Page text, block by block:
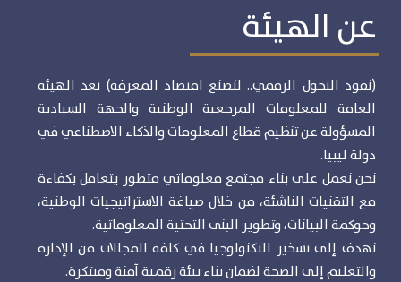
عن الهيئة
(نقود التحول الرقمي.. لنصنع اقتصاد المعرفة) تعد الهيئة
العامة للمعلومات المرجعية الوطنية والجهة السيادية
المسؤولة عن تنظيم قطاع المعلومات والذكاء الاصطناعي في
دولة ليبيا.
نحن نعمل على بناء مجتمع معلوماتي متطور يتعامل بكفاءة
مع التقنيات الناشئة، من خلال صياغة الاستراتيجيات الوطنية،
وحوكمة البيانات، وتطوير البنى التحتية المعلوماتية.
نهدف إلى تسخير التكنولوجيا في كافة المجالات من الإدارة
والتعليم إلى الصحة لضمان بناء بيئة رقمية آمنة ومبتكرة.